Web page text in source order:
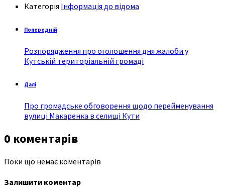
Категорія Інформація до відома
Попередній
Розпорядження про оголошення дня жалоби у
Кутській територіальній громаді
Далі
Про громадське обговорення щодо перейменування
вулиці Макаренка в селищі Кути
0 коментарів
Поки що немає коментарів
Залишити коментар